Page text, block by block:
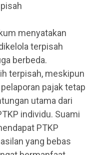
menyatakan
terpisah
berbeda.
terpisah, meskipun
pajak tetap
utama dari
individu. Suami
PTKP
yang bebas